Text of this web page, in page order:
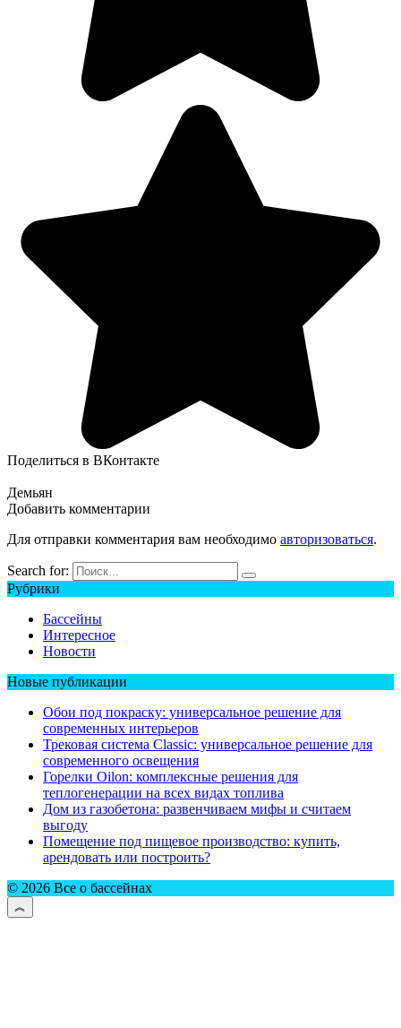
Поделиться в ВКонтакте
Демьян
Добавить комментарии
Для отправки комментария вам необходимо авторизоваться.
Search for:
Рубрики
Бассейны
Интересное
Новости
Новые публикации
Обои под покраску: универсальное решение для
современных интерьеров
Трековая система Classic: универсальное решение для
современного освещения
Горелки Oilon: комплексные решения для
теплогенерации на всех видах топлива
Дом из газобетона: развенчиваем мифы и считаем
выгоду
Помещение под пищевое производство: купить,
арендовать или построить?
© 2026 Все о бассейнах